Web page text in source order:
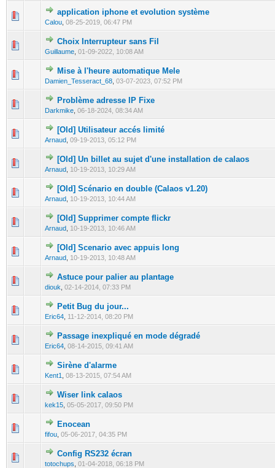
application iphone et evolution système
Calou 08-25-2019, 06:47 PM
0 Vote(s) - 0 out of 5 in Average
12345
Choix Interrupteur sans Fil
Guillaume 01-09-2022, 10:08 AM
0 Vote(s) - 0 out of 5 in Average
123 4 5
Mise à l'heure automatique Mele
Damien_Tesseract_68 03-07-2023, 07:52 PM
0 Vote(s) - 0 out of 5 in Average
12345
Problème adresse IP Fixe
Darkmike 06-18-2024, 08:34 AM
0 Vote(s) - 0 out of 5 in Average
2 345
[Old] Utilisateur accés limité
Arnaud 09-19-2013, 05:12 PM
0 Vote(s) - 0 out of 5 in Average
12 345
[Old] Un billet au sujet d'une installation de calaos
Arnaud 10-19-2013, 10:29 AM
0 Vote(s) - 0 out of 5 in Average
12345
[Old] Scénario en double (Calaos v1.20)
Arnaud 10-19-2013, 10:44 AM
0 Vote(s) - 0 out of 5 in Average
1234 5
[Old] Supprimer compte flickr
Arnaud 10-19-2013, 10:46 AM
0 Vote(s) - 0 out of 5 in Average
1234 5
[Old] Scenario avec appuis long
Arnaud 10-19-2013, 10:48 AM
0 Vote(s) - 0 out of 5 in Average
12345
Astuce pour palier au plantage
diouk 02-14-2014, 07:33 PM
0 Vote(s) - 0 out of 5 in Average
12345
Petit Bug du jour...
Eric64 11-12-2014, 08:20 PM
1 Vote(s) - 1 out of 5 in Average
Passage inexpliqué en mode dégradé
Eric64 08-14-2015, 09:41 AM
0 Vote(s) - 0 out of 5 in Average
12345
Sirène d'alarme
Kent1 08-13-2015, 07:54 AM
0 Vote(s) - 0 out of 5 in Average
Wiser link calaos
kek15 05-05-2017, 09:50 PM
0 Vote(s) - 0 out of 5 in Average
Enocean
fifou 05-06-2017, 04:35 PM
0 Vote(s) - 0 out of 5 in Average
Config RS232 écran
totochups 01-04-2018, 06:18 PM
0 Vote(s) - 0 out of 5 in Average